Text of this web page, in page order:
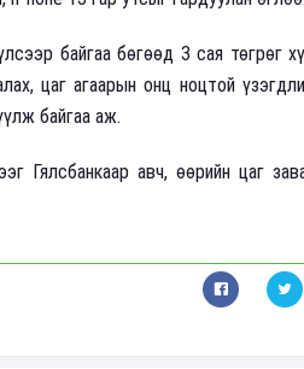
байгаа бөгөөд 3 сая төгрөг
цаг агаарын онц ноцтой
байгаа аж.
Гялсбанкаар авч, өөрийн цаг